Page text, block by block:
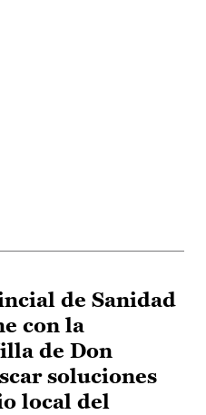
de Sanidad
con la
de Don
soluciones
local del